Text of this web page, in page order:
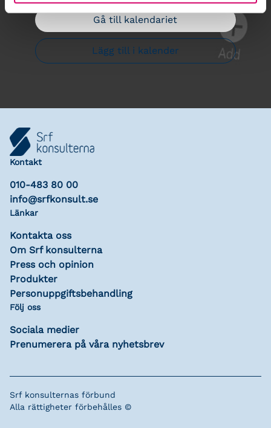
Gå till kalendariet
Lägg till i kalender
Kontakt
010-483 80 00
info@srfkonsult.se
Länkar
Kontakta oss
Om Srf konsulterna
Press och opinion
Produkter
Personuppgiftsbehandling
Följ oss
Sociala medier
Prenumerera på våra nyhetsbrev
Srf konsulternas förbund
Alla rättigheter förbehålles ©